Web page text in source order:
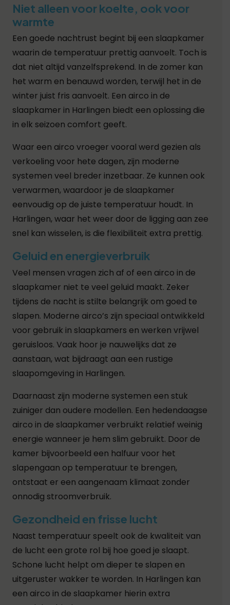
Niet alleen voor koelte, ook voor
warmte
Een goede nachtrust begint bij een slaapkamer
waarin de temperatuur prettig aanvoelt. Toch is
dat niet altijd vanzelfsprekend. In de zomer kan
het warm en benauwd worden, terwijl het in de
winter juist fris aanvoelt. Een airco in de
slaapkamer in Harlingen biedt een oplossing die
in elk seizoen comfort geeft.
Waar een airco vroeger vooral werd gezien als
verkoeling voor hete dagen, zijn moderne
systemen veel breder inzetbaar. Ze kunnen ook
verwarmen, waardoor je de slaapkamer
eenvoudig op de juiste temperatuur houdt. In
Harlingen, waar het weer door de ligging aan zee
snel kan wisselen, is die flexibiliteit extra prettig.
Geluid en energieverbruik
Veel mensen vragen zich af of een airco in de
slaapkamer niet te veel geluid maakt. Zeker
tijdens de nacht is stilte belangrijk om goed te
slapen. Moderne airco’s zijn speciaal ontwikkeld
voor gebruik in slaapkamers en werken vrijwel
geruisloos. Vaak hoor je nauwelijks dat ze
aanstaan, wat bijdraagt aan een rustige
slaapomgeving in Harlingen.
Daarnaast zijn moderne systemen een stuk
zuiniger dan oudere modellen. Een hedendaagse
airco in de slaapkamer verbruikt relatief weinig
energie wanneer je hem slim gebruikt. Door de
kamer bijvoorbeeld een halfuur voor het
slapengaan op temperatuur te brengen,
ontstaat er een aangenaam klimaat zonder
onnodig stroomverbruik.
Gezondheid en frisse lucht
Naast temperatuur speelt ook de kwaliteit van
de lucht een grote rol bij hoe goed je slaapt.
Schone lucht helpt om dieper te slapen en
uitgeruster wakker te worden. In Harlingen kan
een airco in de slaapkamer hierin extra